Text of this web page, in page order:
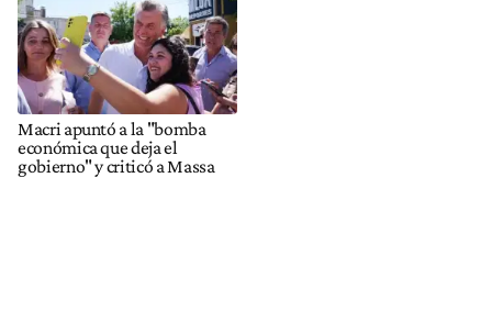
Macri apuntó a la "bomba
económica que deja el
gobierno" y criticó a Massa